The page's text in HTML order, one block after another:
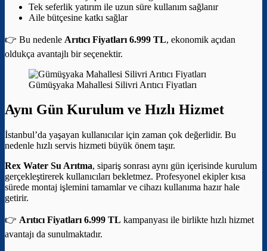
Tek seferlik yatırım ile uzun süre kullanım sağlanır
Aile bütçesine katkı sağlar
👉 Bu nedenle Arıtıcı Fiyatları 6.999 TL, ekonomik açıdan
oldukça avantajlı bir seçenektir.
Gümüşyaka Mahallesi Silivri Arıtıcı Fiyatları
Aynı Gün Kurulum ve Hızlı Hizmet
İstanbul’da yaşayan kullanıcılar için zaman çok değerlidir. Bu
nedenle hızlı servis hizmeti büyük önem taşır.
Rex Water Su Arıtma, sipariş sonrası aynı gün içerisinde kurulum
gerçekleştirerek kullanıcıları bekletmez. Profesyonel ekipler kısa
sürede montaj işlemini tamamlar ve cihazı kullanıma hazır hale
getirir.
👉 Arıtıcı Fiyatları 6.999 TL kampanyası ile birlikte hızlı hizmet
avantajı da sunulmaktadır.